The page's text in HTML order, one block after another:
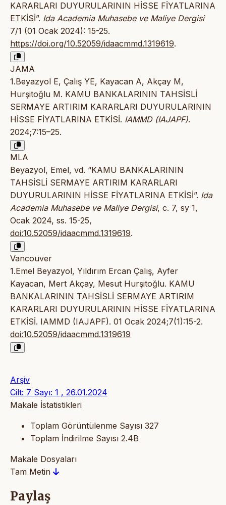
KARARLARI DUYURULARININ HİSSE FİYATLARINA
ETKİSİ”. Ida Academia Muhasebe ve Maliye Dergisi
7/1 (01 Ocak 2024): 15-25.
https://doi.org/10.52059/idaacmmd.1319619.
JAMA
1.Beyazyol E, Çalış YE, Kayacan A, Akçay M,
Hurşitoğlu M. KAMU BANKALARININ TAHSİSLİ
SERMAYE ARTIRIM KARARLARI DUYURULARININ
HİSSE FİYATLARINA ETKİSİ. IAMMD (IAJAPF).
2024;7:15–25.
MLA
Beyazyol, Emel, vd. “KAMU BANKALARININ
TAHSİSLİ SERMAYE ARTIRIM KARARLARI
DUYURULARININ HİSSE FİYATLARINA ETKİSİ”. Ida
Academia Muhasebe ve Maliye Dergisi, c. 7, sy 1,
Ocak 2024, ss. 15-25,
doi:10.52059/idaacmmd.1319619.
Vancouver
1.Emel Beyazyol, Yıldırım Ercan Çalış, Ayfer
Kayacan, Mert Akçay, Mesut Hurşitoğlu. KAMU
BANKALARININ TAHSİSLİ SERMAYE ARTIRIM
KARARLARI DUYURULARININ HİSSE FİYATLARINA
ETKİSİ. IAMMD (IAJAPF). 01 Ocak 2024;7(1):15-2.
doi:10.52059/idaacmmd.1319619
Arşiv
Cilt: 7 Sayı: 1 , 26.01.2024
Makale İstatistikleri
Toplam Görüntülenme Sayısı 327
Toplam İndirilme Sayısı 2.4B
Makale Dosyaları
Tam Metin
Paylaş